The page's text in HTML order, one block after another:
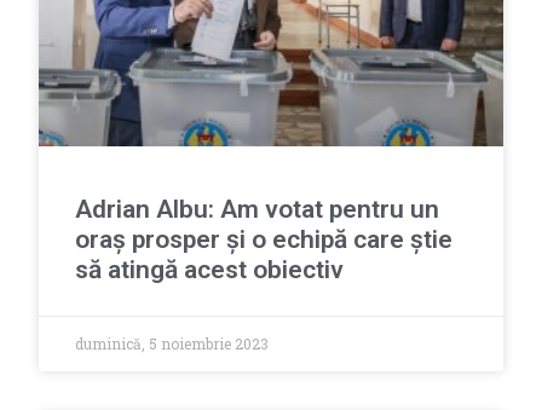
Adrian Albu: Am votat pentru un
oraș prosper și o echipă care știe
să atingă acest obiectiv
duminică, 5 noiembrie 2023